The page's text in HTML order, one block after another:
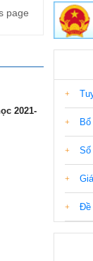
page
2021-
Số
Đề